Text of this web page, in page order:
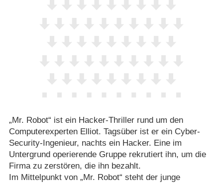
„Mr. Robot“ ist ein Hacker-Thriller rund um den
Computerexperten Elliot. Tagsüber ist er ein Cyber-
Security-Ingenieur, nachts ein Hacker. Eine im
Untergrund operierende Gruppe rekrutiert ihn, um die
Firma zu zerstören, die ihn bezahlt.
Im Mittelpunkt von „Mr. Robot“ steht der junge